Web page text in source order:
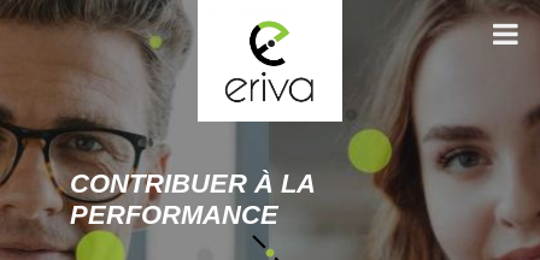
CONTRIBUER À LA
PERFORMANCE